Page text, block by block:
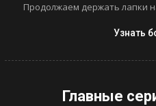
Продолжаем держать лапки
Узнать
Главные